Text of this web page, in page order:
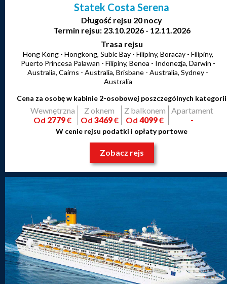
Statek Costa Serena
Długość rejsu 20 nocy
Termin rejsu: 23.10.2026 - 12.11.2026
Trasa rejsu
Hong Kong - Hongkong, Subic Bay - Filipiny, Boracay - Filipiny,
Puerto Princesa Palawan - Filipiny, Benoa - Indonezja, Darwin -
Australia, Cairns - Australia, Brisbane - Australia, Sydney -
Australia
Cena za osobę w kabinie 2-osobowej poszczególnych kategorii
Wewnętrzna
Od 2779€
Z oknem
Od 3469€
Z balkonem
Od 4099€
Apartament
-
W cenie rejsu podatki i opłaty portowe
Zobacz rejs